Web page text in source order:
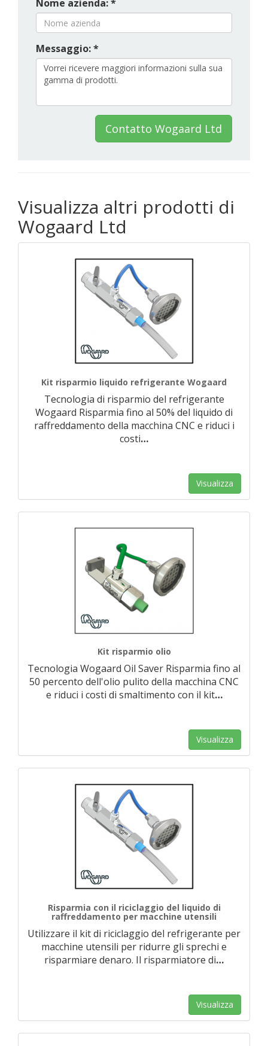
Nome azienda: *
Messaggio: *
Contatto Wogaard Ltd
Visualizza altri prodotti di
Wogaard Ltd
Kit risparmio liquido refrigerante Wogaard
Tecnologia di risparmio del refrigerante
Wogaard Risparmia fino al 50% del liquido di
raffreddamento della macchina CNC e riduci i
costi…
Visualizza
Kit risparmio olio
Tecnologia Wogaard Oil Saver Risparmia fino al
50 percento dell'olio pulito della macchina CNC
e riduci i costi di smaltimento con il kit…
Visualizza
Risparmia con il riciclaggio del liquido di
raffreddamento per macchine utensili
Utilizzare il kit di riciclaggio del refrigerante per
macchine utensili per ridurre gli sprechi e
risparmiare denaro. Il risparmiatore di…
Visualizza